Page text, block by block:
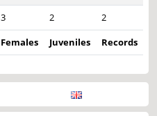
3 2
2
Females Juveniles Records